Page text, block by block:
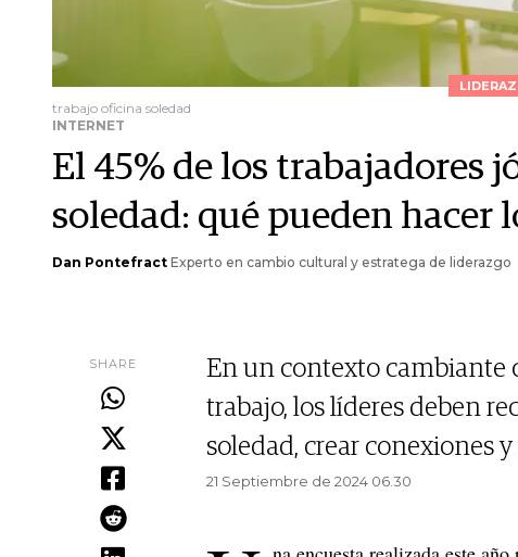
trabajo oficina soledad
INTERNET
El 45% de los trabajadores
soledad: qué pueden hacer
Dan Pontefract Experto en cambio cultural y estratega de liderazgo
SHARE
En un contexto cambiante
trabajo, los líderes deben
soledad, crear conexiones
21 Septiembre de 2024 06.30